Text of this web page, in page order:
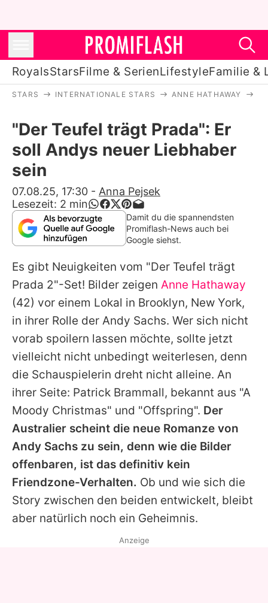
RoyalsStarsFilme & SerienLifestyleFamilie &
Stars
Filme & Serien
Lifestyle
Familie & Liebe
Promiflash Exklusiv
Alle Themen auf Promiflash
Jobs
App runterladen
Team
Redaktionelle Richtlinien
Impressum
Datenschutzerklärung
Nutzungsbedingungen
Utiq verwalten
STARS INTERNATIONALE STARS ANNE HATHAWAY
"Der Teufel trägt Prada": Er
soll Andys neuer Liebhaber
sein
07.08.25, 17:30 - Anna Pejsek
Lesezeit: 2 min
Damit du die spannendsten
Promiflash-News auch bei
Google siehst.
Es gibt Neuigkeiten vom "Der Teufel trägt
Prada 2"-Set! Bilder zeigen Anne Hathaway
(42) vor einem Lokal in Brooklyn, New York,
in ihrer Rolle der Andy Sachs. Wer sich nicht
vorab spoilern lassen möchte, sollte jetzt
vielleicht nicht unbedingt weiterlesen, denn
die Schauspielerin dreht nicht alleine. An
ihrer Seite: Patrick Brammall, bekannt aus "A
Moody Christmas" und "Offspring". Der
Australier scheint die neue Romanze von
Andy Sachs zu sein, denn wie die Bilder
offenbaren, ist das definitiv kein
Friendzone-Verhalten. Ob und wie sich die
Story zwischen den beiden entwickelt, bleibt
aber natürlich noch ein Geheimnis.
Anzeige